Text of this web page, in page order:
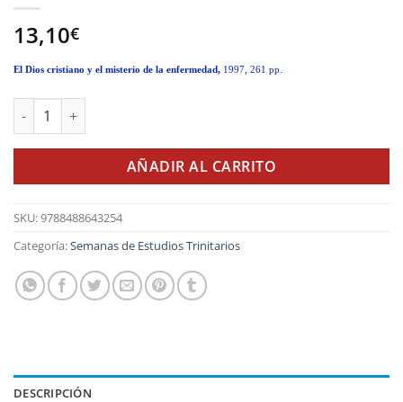
13,10€
El Dios cristiano y el misterio de la enfermedad, 1997, 261 pp.
El Dios cristiano y el misterio de la enfermedad cantidad
AÑADIR AL CARRITO
SKU:9788488643254
Categoría:Semanas de Estudios Trinitarios
DESCRIPCIÓN